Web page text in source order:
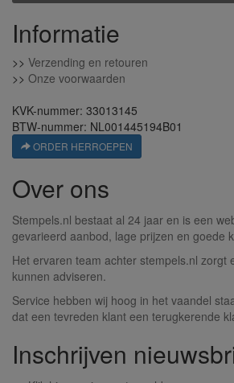
Informatie
>> Verzending en retouren
>> Onze voorwaarden
KVK-nummer: 33013145
BTW-nummer: NL001445194B01
ORDER HERROEPEN
Over ons
Stempels.nl bestaat al 24 jaar en is een
gevarieerd aanbod, lage prijzen en goede
Het ervaren team achter stempels.nl zorgt
kunnen adviseren.
Service hebben wij hoog in het vaandel
dat een tevreden klant een terugkerende
Inschrijven